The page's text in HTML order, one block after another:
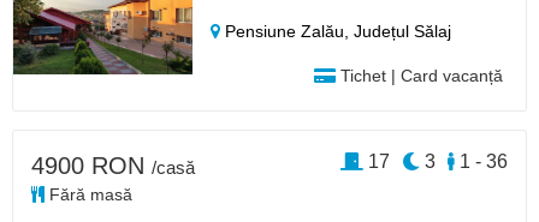
Pensiune Zalău,Județul Sălaj
Tichet | Card vacanță
4900 RON /casă
Fără masă
1 - 36
3
17